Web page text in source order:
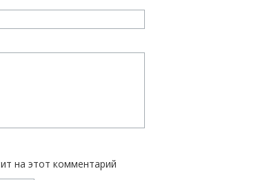
на этот комментарий